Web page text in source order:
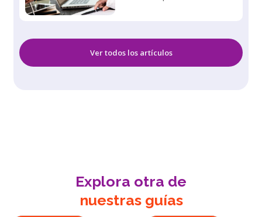
Ver todos los artículos
Explora otra de
nuestras guías